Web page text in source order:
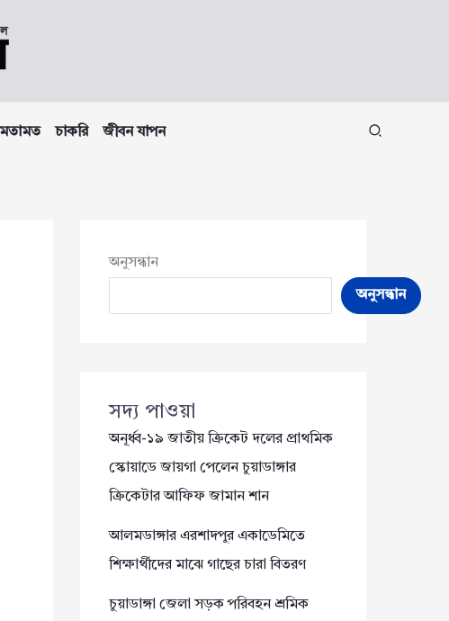
মতামত চাকরি জীবন যাপন
অনুসন্ধান
অনুসন্ধান
সদ্য পাওয়া
অনূর্ধ্ব-১৯ জাতীয় ক্রিকেট দলের প্রাথমিক
স্কোয়াডে জায়গা পেলেন চুয়াডাঙ্গার
ক্রিকেটার আফিফ জামান শান
আলমডাঙ্গার এরশাদপুর একাডেমিতে
শিক্ষার্থীদের মাঝে গাছের চারা বিতরণ
চুয়াডাঙ্গা জেলা সড়ক পরিবহন শ্রমিক